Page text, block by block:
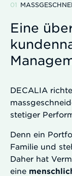
Eine
DECALIA
stetiger
Denn ein
Familie und
Daher hat
eine